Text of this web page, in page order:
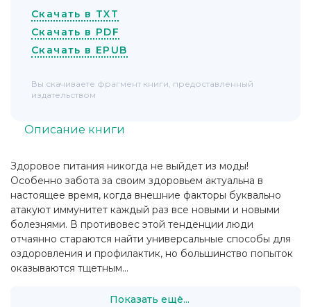
Здоровое питания никогда не выйдет из моды!
Особенно забота за своим здоровьем актуальна в
настоящее время, когда внешние факторы буквально
атакуют иммунитет каждый раз все новыми и новыми
болезнями. В противовес этой тенденции люди
отчаянно стараются найти универсальные способы для
оздоровления и профилактик, но большинство попыток
оказываются тщетным...
Показать ещё...
Описание книги
Скачать в TXT
Скачать в PDF
Скачать в EPUB
Вы скачиваете фрагмент книги, предоставленный
издательством